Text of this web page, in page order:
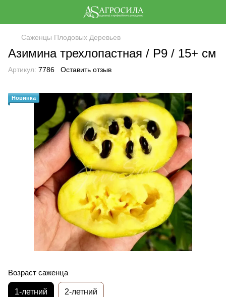
Саженцы Плодовых Деревьев
Азимина трехлопастная / Р9 / 15+ см
Артикул: 7786 Оставить отзыв
Новинка
Возраст саженца
1-летний 2-летний